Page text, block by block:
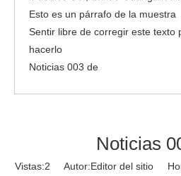
Esto es un párrafo de la muestra
Sentir libre de corregir este texto
hacerlo
Noticias 003 de
Noticias 004 de
Muebles Co., Ltd de Guangzhou
Noticias
Vistas:2 Autor:Editor del sitio